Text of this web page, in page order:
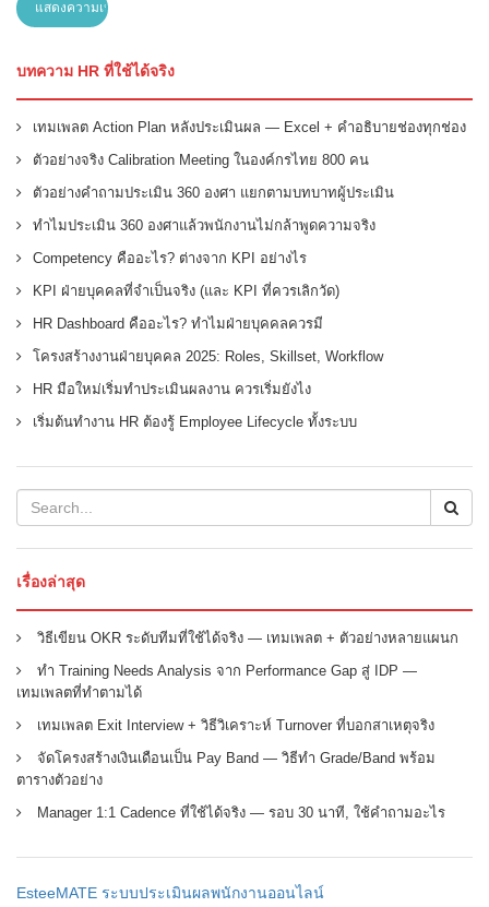
บทความ HR ที่ใช้ได้จริง
เทมเพลต Action Plan หลังประเมินผล — Excel + คำอธิบายช่องทุกช่อง
ตัวอย่างจริง Calibration Meeting ในองค์กรไทย 800 คน
ตัวอย่างคำถามประเมิน 360 องศา แยกตามบทบาทผู้ประเมิน
ทำไมประเมิน 360 องศาแล้วพนักงานไม่กล้าพูดความจริง
Competency คืออะไร? ต่างจาก KPI อย่างไร
KPI ฝ่ายบุคคลที่จำเป็นจริง (และ KPI ที่ควรเลิกวัด)
HR Dashboard คืออะไร? ทำไมฝ่ายบุคคลควรมี
โครงสร้างงานฝ่ายบุคคล 2025: Roles, Skillset, Workflow
HR มือใหม่เริ่มทำประเมินผลงาน ควรเริ่มยังไง
เริ่มต้นทำงาน HR ต้องรู้ Employee Lifecycle ทั้งระบบ
เรื่องล่าสุด
วิธีเขียน OKR ระดับทีมที่ใช้ได้จริง — เทมเพลต + ตัวอย่างหลายแผนก
ทำ Training Needs Analysis จาก Performance Gap สู่ IDP —
เทมเพลตที่ทำตามได้
เทมเพลต Exit Interview + วิธีวิเคราะห์ Turnover ที่บอกสาเหตุจริง
จัดโครงสร้างเงินเดือนเป็น Pay Band — วิธีทำ Grade/Band พร้อม
ตารางตัวอย่าง
Manager 1:1 Cadence ที่ใช้ได้จริง — รอบ 30 นาที, ใช้คำถามอะไร
EsteeMATE ระบบประเมินผลพนักงานออนไลน์